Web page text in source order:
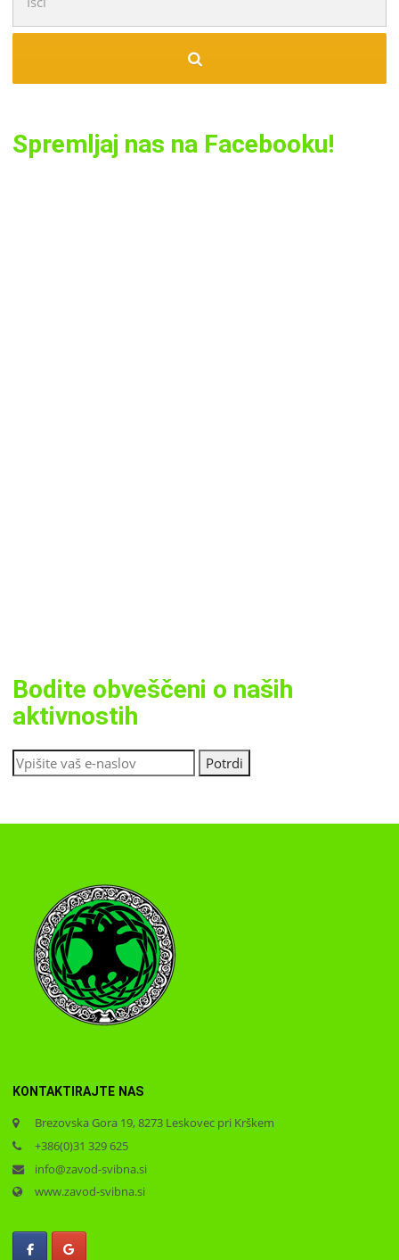
Spremljaj nas na Facebooku!
Bodite obveščeni o naših
aktivnostih
KONTAKTIRAJTE NAS
Brezovska Gora 19, 8273 Leskovec pri Krškem
+386(0)31 329 625
info@zavod-svibna.si
www.zavod-svibna.si